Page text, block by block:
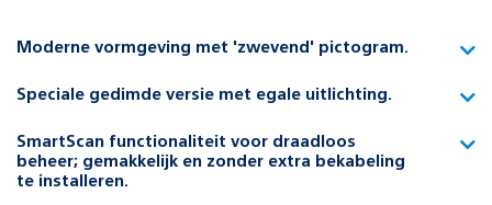
Moderne vormgeving met 'zwevend' pictogram.
onder- en bovenzijde vloeiend naar achteren.
De achterzijde wordt zo toepasbaar voor dubbelzijdig
gebruik.
Speciale gedimde versie met egale uitlichting.
waar de aanduiding als hinderlijk kan worden ervaren.
SmartScan functionaliteit voor draadloos
beheer; gemakkelijk en zonder extra bekabeling
te installeren.